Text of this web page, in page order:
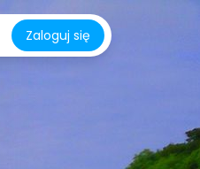
Zaloguj się